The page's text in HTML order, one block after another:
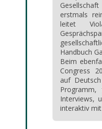
erstmals
leitet
Handbuch
Beim
Congress
auf
Programm,
Interviews,
interaktiv